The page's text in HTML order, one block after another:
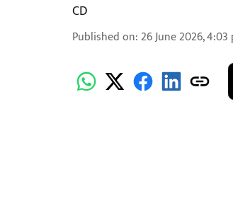
CD
Published on: 26 June 2026, 4:03